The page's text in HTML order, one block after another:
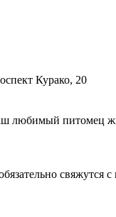
Курако, 20
любимый питомец
свяжутся с